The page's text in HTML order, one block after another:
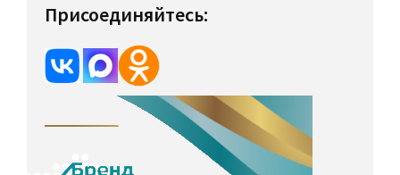
Присоединяйтесь: